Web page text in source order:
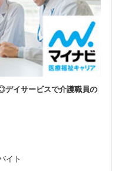
デイサービスで介護職員の
イト